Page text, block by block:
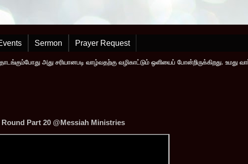
Sermon Prayer Request
அது சரியானபடி வாழ்வதற்கு வழிகாட்டும் ஒளியைப் போன்றிருக்கிறது.
Part 20 @Messiah Ministries